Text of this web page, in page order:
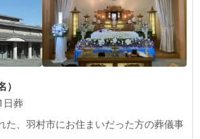
日葬
、 羽村市にお住まいだった方の葬儀事